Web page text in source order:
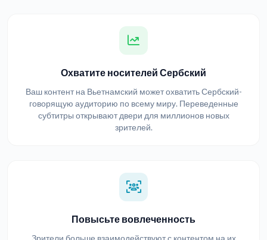
Охватите носителей Сербский
Ваш контент на Вьетнамский может охватить Сербский-
говорящую аудиторию по всему миру. Переведенные
субтитры открывают двери для миллионов новых
зрителей.
Повысьте вовлеченность